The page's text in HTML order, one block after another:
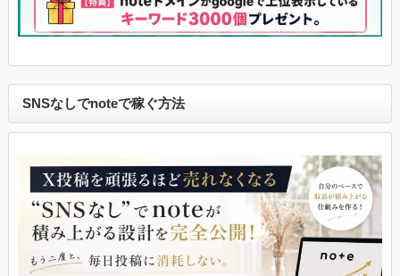
SNSなしでnoteで稼ぐ方法